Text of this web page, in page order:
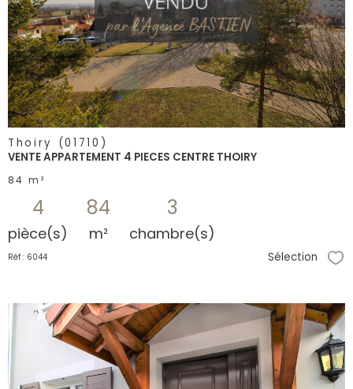
bien
Thoiry (01710)
VENTE APPARTEMENT 4 PIECES CENTRE THOIRY
84 m²
4
pièce(s)
84
m²
3
chambre(s)
Réf : 6044 Sélection